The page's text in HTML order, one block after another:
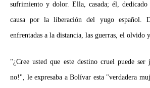
sufrimiento y dolor. Ella, casada; él,
causa por la liberación del yugo español.
enfrentadas a la distancia, las guerras, el olvido
"¿Cree usted que este destino cruel puede
no!", le expresaba a Bolívar esta "verdadera